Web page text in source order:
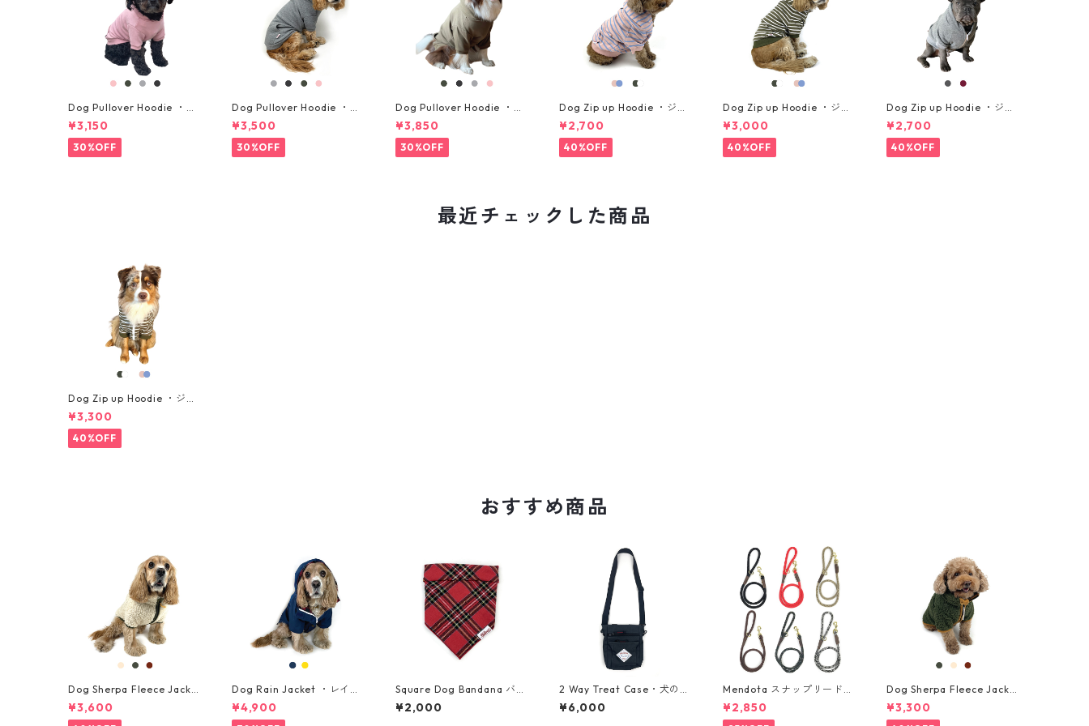
Dog Pullover Hoodie ・プ
ルオーバーパーカー ・小型
犬用・サイズ S, M
¥3,150
30%OFF
Dog Pullover Hoodie ・プ
ルオーバーパーカー ・中型
犬用・サイズ L, L-L, XL
¥3,500
30%OFF
Dog Pullover Hoodie ・プ
ルオーバーパーカー ・大型
犬用・サイズ 2XL, 3XL
¥3,850
30%OFF
Dog Zip up Hoodie ・ジッ
プアップパーカー ・小型犬
用・サイズ S, M
¥2,700
40%OFF
Dog Zip up Hoodie ・ジッ
プアップパーカー ・中型犬
用・サイズ L, XL
¥3,000
40%OFF
Dog Zip up Hoodie ・ジッ
プアップパーカー ・小型犬
用・サイズ S, M
¥2,700
40%OFF
最近チェックした商品
Dog Zip up Hoodie ・ジッ
プアップパーカー ・大型犬
用・サイズ 2XL, 3XL
¥3,300
40%OFF
おすすめ商品
Dog Sherpa Fleece Jacket
・シャルパフリースジャケ
ット ・中型犬用・サイズ L,
¥3,600
Dog Rain Jacket ・レイン
ジャケット・中型犬用 ・サ
イズ L, XL
¥4,900
Square Dog Bandana バン
ダナ・フランネル・タータ
ンチェック・レッド
¥2,000
2 Way Treat Case・犬のお
やつケース + マナー袋ケー
ス・ブラック
¥6,000
Mendota スナップリード・
ロープ（太)
¥2,850
Dog Sherpa Fleece Jacket
・シャルパフリースジャケ
ット ・小型犬用・サイズ S,
¥3,300